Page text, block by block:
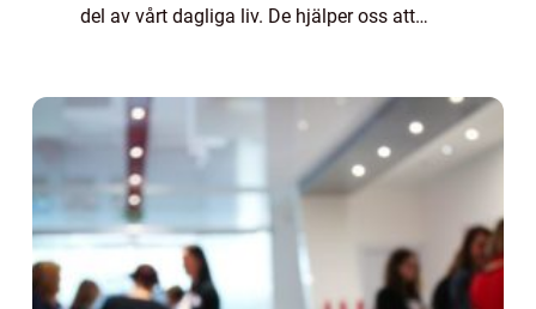
del av vårt dagliga liv. De hjälper oss att